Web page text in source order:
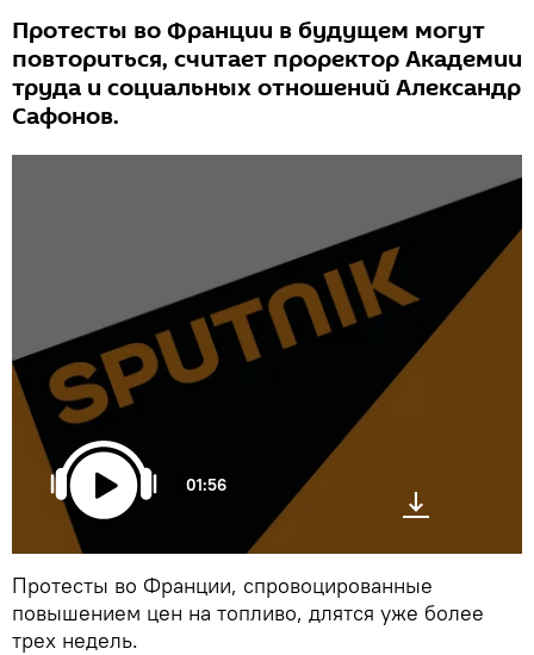
Протесты во Франции в будущем могут
повториться, считает проректор Академии
труда и социальных отношений Александр
Сафонов.
01:56
Протесты во Франции, спровоцированные
повышением цен на топливо, длятся уже более
трех недель.